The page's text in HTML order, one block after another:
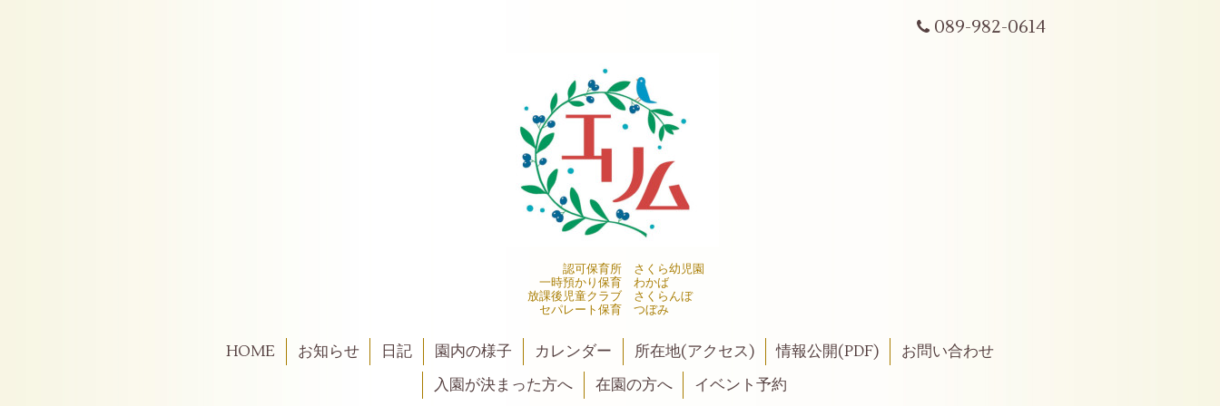
089-982-0614
認可保育所 さくら幼児園
一時預かり保育 わかば
放課後児童クラブ さくらんぼ
セパレート保育 つぼみ
HOME お知らせ 日記 園内の様子 カレンダー 所在地(アクセス) 情報公開(PDF)
お問い合わせ
入園が決まった方へ
在園の方へ イベント予約